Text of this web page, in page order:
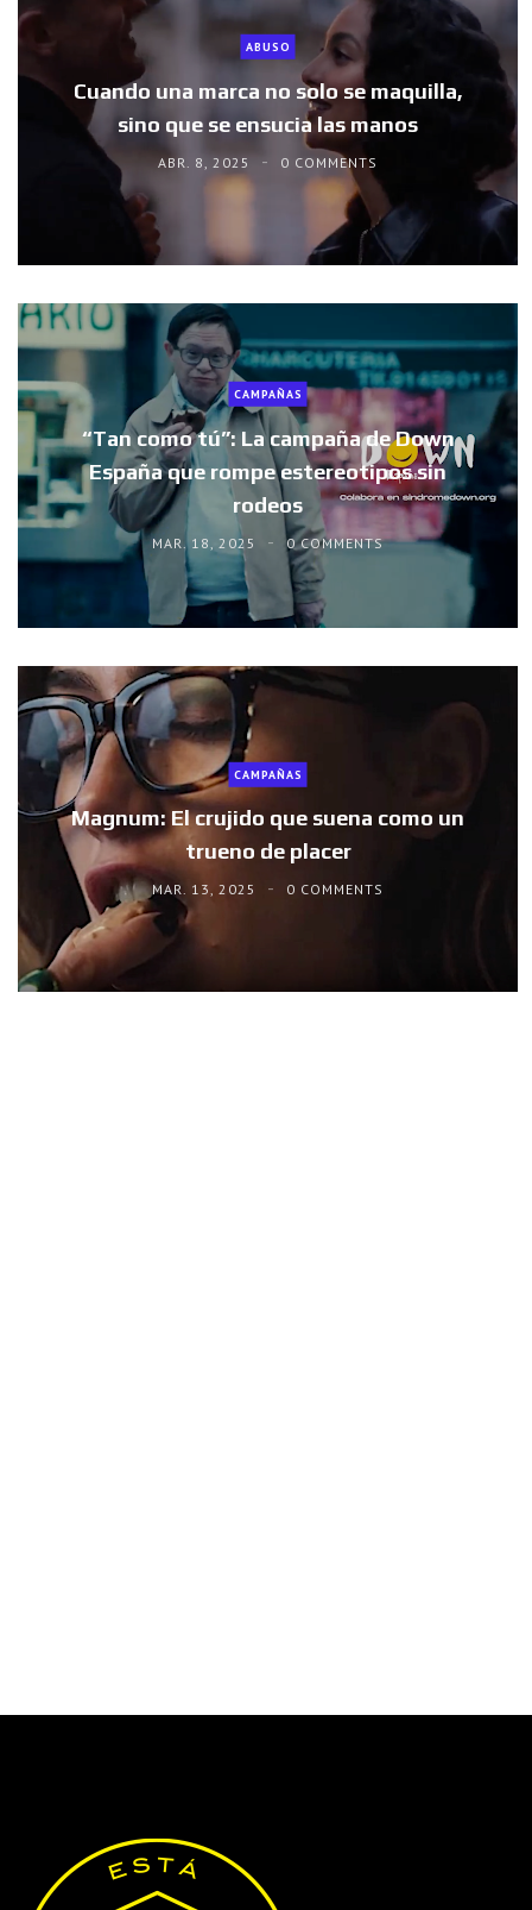
ABUSO
Cuando una marca no solo se maquilla,
sino que se ensucia las manos
ABR. 8, 2025 0 COMMENTS
CAMPAÑAS
“Tan como tú”: La campaña de Down
España que rompe estereotipos sin
rodeos
MAR. 18, 2025 0 COMMENTS
CAMPAÑAS
Magnum: El crujido que suena como un
trueno de placer
MAR. 13, 2025 0 COMMENTS